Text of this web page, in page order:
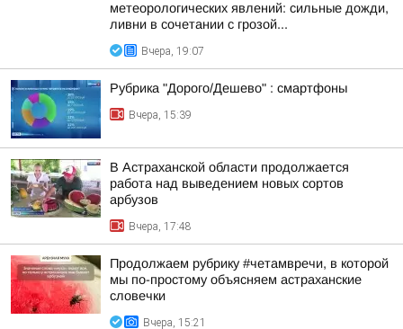
метеорологических явлений: сильные дожди,
ливни в сочетании с грозой...
Вчера, 19:07
Рубрика "Дорого/Дешево" : смартфоны
Вчера, 15:39
В Астраханской области продолжается
работа над выведением новых сортов
арбузов
Вчера, 17:48
Продолжаем рубрику #четамвречи, в которой
мы по-простому объясняем астраханские
словечки
Вчера, 15:21